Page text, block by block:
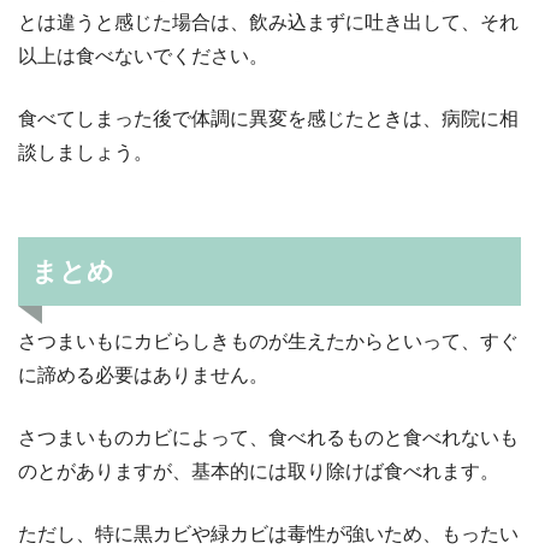
とは違うと感じた場合は、飲み込まずに吐き出して、それ
以上は食べないでください。
食べてしまった後で体調に異変を感じたときは、病院に相
談しましょう。
まとめ
さつまいもにカビらしきものが生えたからといって、すぐ
に諦める必要はありません。
さつまいものカビによって、食べれるものと食べれないも
のとがありますが、基本的には取り除けば食べれます。
ただし、特に黒カビや緑カビは毒性が強いため、もったい